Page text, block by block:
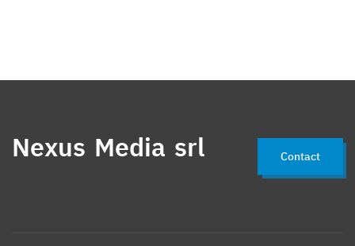
Nexus Media srl Contact